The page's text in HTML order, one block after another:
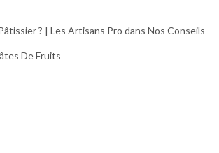
? | Les Artisans Pro dans Nos Conseils
De Fruits